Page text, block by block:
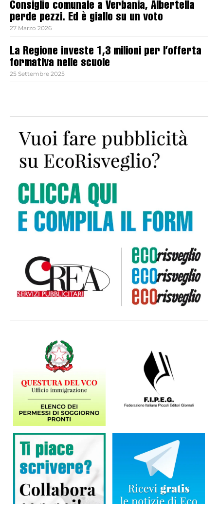
Consiglio comunale a Verbania, Albertella
perde pezzi. Ed è giallo su un voto
27 Marzo 2026
La Regione investe 1,3 milioni per l’offerta
formativa nelle scuole
25 Settembre 2025